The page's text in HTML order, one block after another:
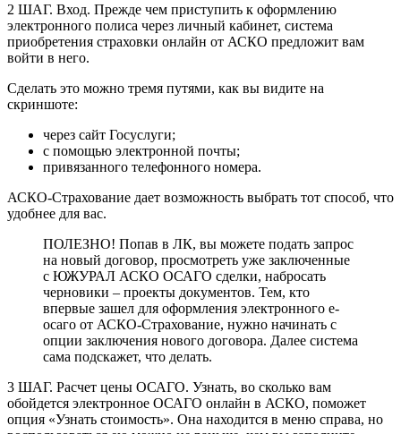
2 ШАГ. Вход. Прежде чем приступить к оформлению
электронного полиса через личный кабинет, система
приобретения страховки онлайн от АСКО предложит вам
войти в него.
Сделать это можно тремя путями, как вы видите на
скриншоте:
через сайт Госуслуги;
с помощью электронной почты;
привязанного телефонного номера.
АСКО-Страхование дает возможность выбрать тот способ, что
удобнее для вас.
ПОЛЕЗНО! Попав в ЛК, вы можете подать запрос
на новый договор, просмотреть уже заключенные
с ЮЖУРАЛ АСКО ОСАГО сделки, набросать
черновики – проекты документов. Тем, кто
впервые зашел для оформления электронного е-
осаго от АСКО-Страхование, нужно начинать с
опции заключения нового договора. Далее система
сама подскажет, что делать.
3 ШАГ. Расчет цены ОСАГО. Узнать, во сколько вам
обойдется электронное ОСАГО онлайн в АСКО, поможет
опция «Узнать стоимость». Она находится в меню справа, но